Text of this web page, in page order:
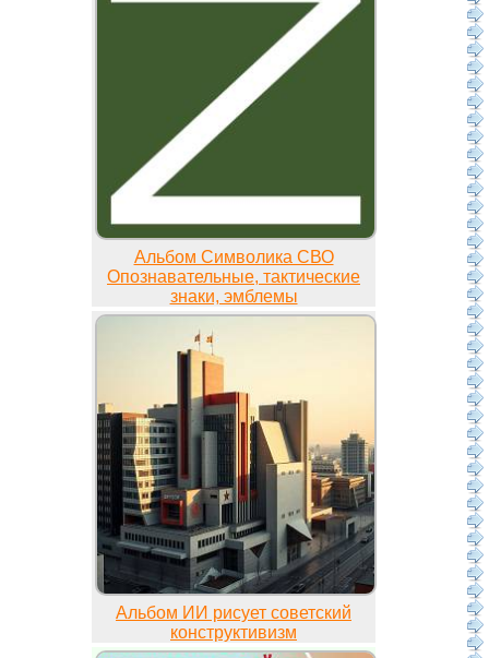
Альбом Символика СВО
Опознавательные, тактические
знаки, эмблемы
Альбом ИИ рисует советский
конструктивизм